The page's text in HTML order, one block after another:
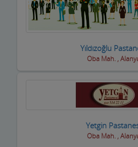
Yıldızoğlu
Oba Mah. ,
Yetgin
Oba Mah. ,